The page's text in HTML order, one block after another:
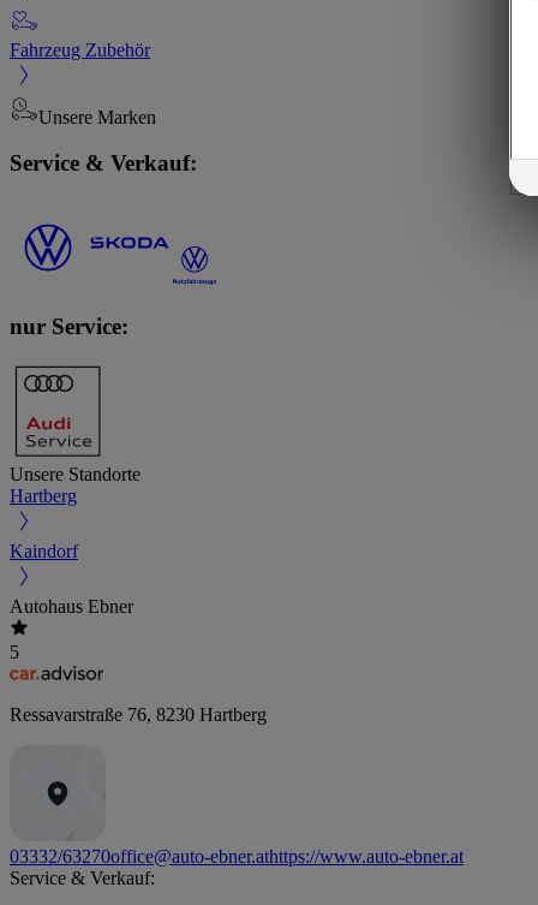
Fahrzeug Zubehör
Unsere Marken
Service & Verkauf:
nur Service:
Unsere Standorte
Hartberg
Kaindorf
Autohaus Ebner
5
Ressavarstraße 76, 8230 Hartberg
03332/63270office@auto-ebner.athttps://www.auto-ebner.at
Service & Verkauf: